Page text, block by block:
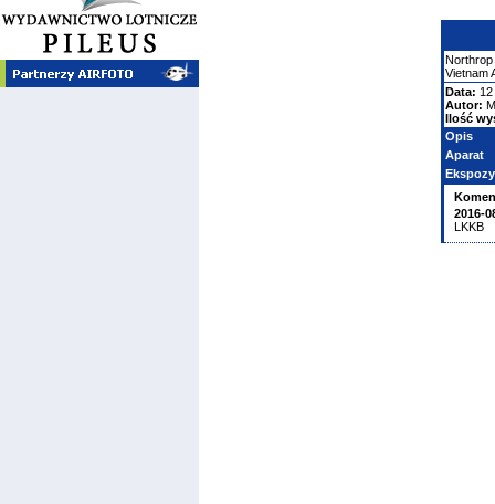
Vietnam
Data:
Autor:
Ilość
Opis
Aparat
2016-
LKKB